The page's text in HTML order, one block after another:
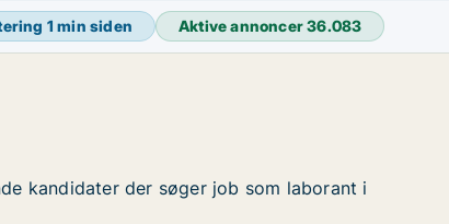
1 min siden Aktive annoncer36.083
kandidater der søger job som laborant i